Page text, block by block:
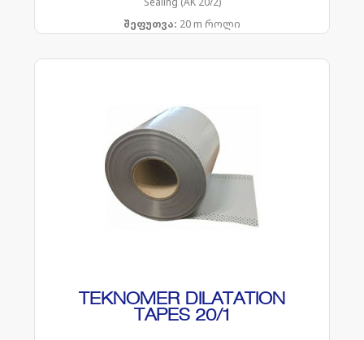
შეფუთვა: 20 m როლი
TEKNOMER DILATATION
TAPES 20/1